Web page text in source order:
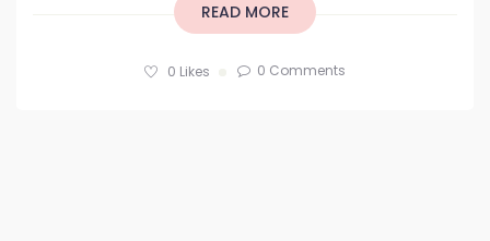
READ MORE
0 Likes 0 Comments